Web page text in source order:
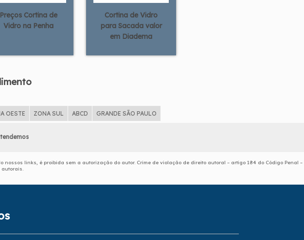
Preços Cortina de
Vidro na Penha
Cortina de Vidro
para Sacada valor
em Diadema
OESTE ZONA SUL ABCD GRANDE SÃO PAULO
links, é proibida sem a autorização do autor. Crime de violação de direito autoral – artigo 184 do Código Penal –
autorais.